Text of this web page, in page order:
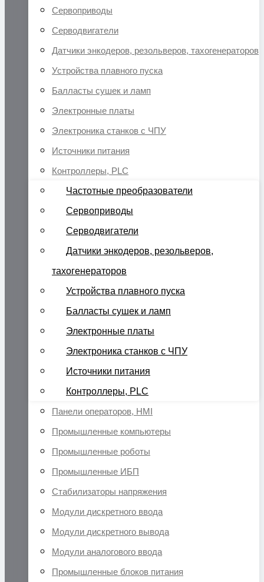
Сервоприводы
Серводвигатели
Датчики энкодеров, резольверов, тахогенераторов
Устройства плавного пуска
Балласты сушек и ламп
Электронные платы
Электроника станков с ЧПУ
Источники питания
Контроллеры, PLC
Частотные преобразователи
Сервоприводы
Серводвигатели
Датчики энкодеров, резольверов,
тахогенераторов
Устройства плавного пуска
Балласты сушек и ламп
Электронные платы
Электроника станков с ЧПУ
Источники питания
Контроллеры, PLC
Панели операторов, HMI
Промышленные компьютеры
Промышленные роботы
Промышленные ИБП
Стабилизаторы напряжения
Модули дискретного ввода
Модули дискретного вывода
Модули аналогового ввода
Промышленные блоков питания